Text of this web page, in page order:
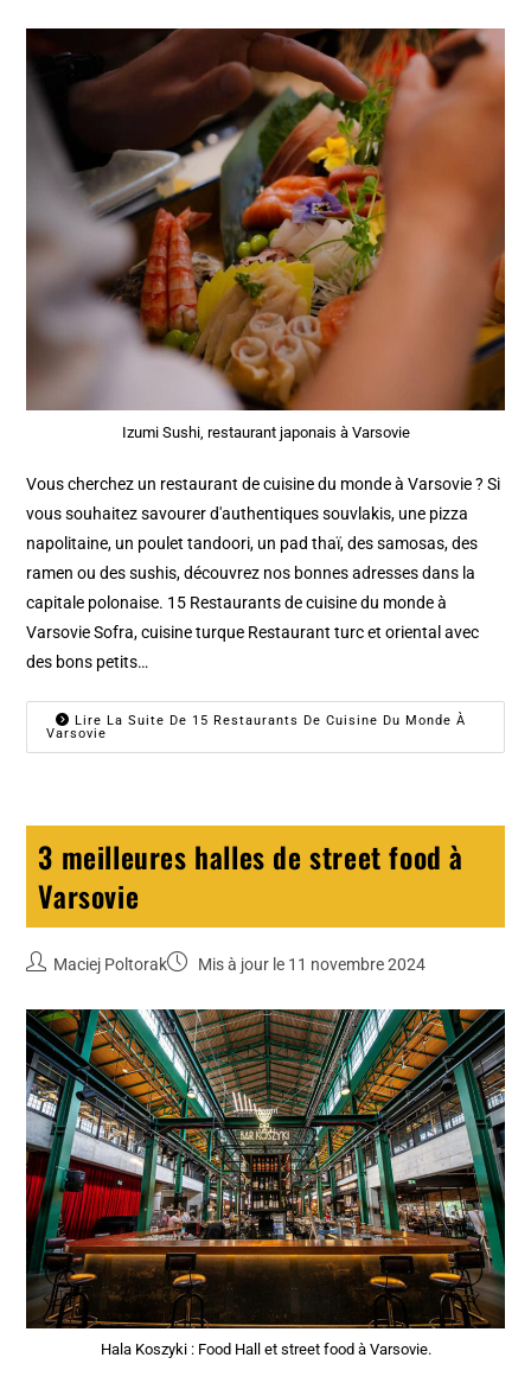
Izumi Sushi, restaurant japonais à Varsovie
Vous cherchez un restaurant de cuisine du monde à Varsovie ? Si
vous souhaitez savourer d'authentiques souvlakis, une pizza
napolitaine, un poulet tandoori, un pad thaï, des samosas, des
ramen ou des sushis, découvrez nos bonnes adresses dans la
capitale polonaise. 15 Restaurants de cuisine du monde à
Varsovie Sofra, cuisine turque Restaurant turc et oriental avec
des bons petits…
Lire La Suite De 15 Restaurants De Cuisine Du Monde À
Varsovie
3 meilleures halles de street food à
Varsovie
Maciej Poltorak Mis à jour le 11 novembre 2024
Hala Koszyki : Food Hall et street food à Varsovie.